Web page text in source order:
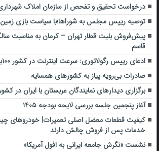
درخواست تحقیق و تفحص از سازمان املاک شهرداری
توصیه رییس مجلس به شوراها؛با سیاست بازی
پیش‌فروش بلیت قطار تهران – کرمان به مناسبت
قاسم
ادعای رییس رگولاتوری: سرعت اینترنت در کشور ۱۰۰برابر می‌شود!
صادرات بی‌رویه پیاز به کشورهای همسایه
برگزاری دیدارهای نمایندگان عربستان با ایران در
آغاز پنجمین جلسه بررسی لایحه بودجه ۱۴۰۵
کیفیت قطعات معضل اصلی تعمیرات| خودروهای
خدمات پس از فروش چالش دارند
نشست «نگرش جامعه ایرانی به افول آمریکا»